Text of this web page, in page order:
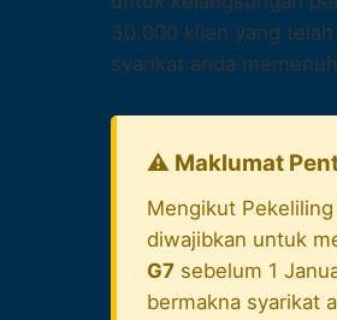
30,000 klien yang
syarikat anda
⚠️ Maklumat
Mengikut
diwajibkan untuk
G7 sebelum 1
bermakna syarikat